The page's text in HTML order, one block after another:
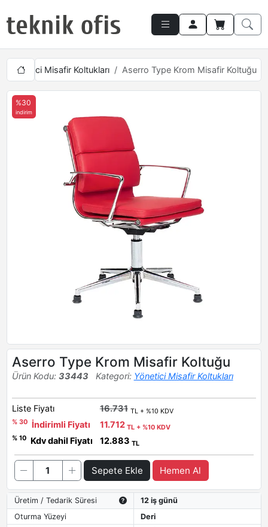
Yönetici Misafir Koltukları Aserro Type Krom Misafir Koltuğu
%30
indirim
Aserro Type Krom Misafir Koltuğu
Ürün Kodu: 33443 Kategori: Yönetici Misafir Koltukları
Liste Fiyatı 16.731 TL + %10 KDV
% 30
İndirimli Fiyatı 11.712 TL + %10 KDV
% 10
Kdv dahil Fiyatı 12.883 TL
Sepete Ekle Hemen Al
Üretim / Tedarik Süresi
12 iş günü
Oturma Yüzeyi
Deri